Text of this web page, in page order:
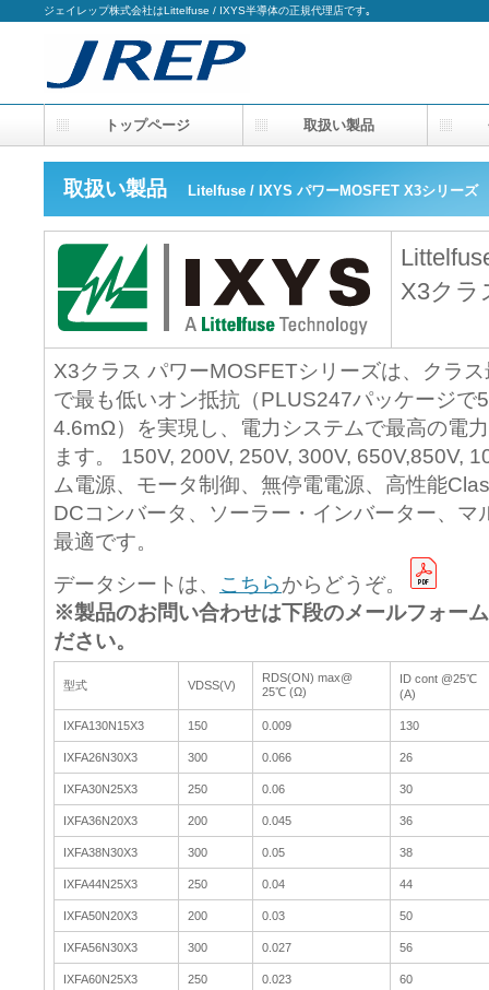
ジェイレップ株式会社はLittelfuse / IXYS半導体の正規代理店です｡
取扱い製品 Litelfuse / IXYS パワーMOSFET X3シリーズ
X3クラ
X3クラス パワーMOSFETシリーズは、クラ
で最も低いオン抵抗（PLUS247パッケージ
4.6mΩ）を実現し、電力システムで最高の電
ます。 150V, 200V, 250V, 300V, 650V,850V,
ム電源、モータ制御、無停電電源、高性能
DCコンバータ、ソーラー・インバーター、
最適です。
データシートは、 こちらからどうぞ。
※製品のお問い合わせは下段のメールフォー
ださい。
型式 VDSS(V)
RDS(ON) max@
25℃ (Ω)
ID cont @25℃
(A)
IXFA130N15X3 150 0.009 130
IXFA26N30X3 300 0.066 26
IXFA30N25X3 250 0.06 30
IXFA36N20X3 200 0.045 36
IXFA38N30X3 300 0.05 38
IXFA44N25X3 250 0.04 44
IXFA50N20X3 200 0.03 50
IXFA56N30X3 300 0.027 56
IXFA60N25X3 250 0.023 60
トップページ 取扱い製品